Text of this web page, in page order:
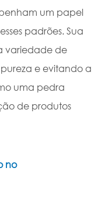
um papel
padrões. Sua
variedade de
e evitando a
uma pedra
de produtos
no